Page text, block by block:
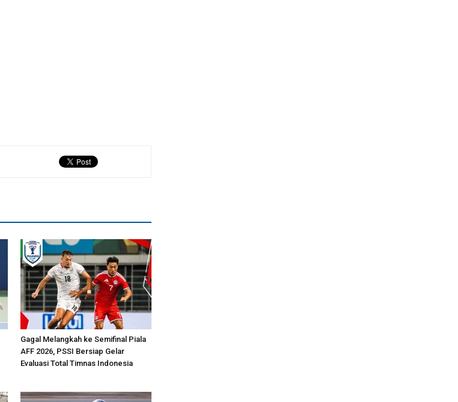
Gagal Melangkah ke Semifinal Piala
AFF 2026, PSSI Bersiap Gelar
Evaluasi Total Timnas Indonesia